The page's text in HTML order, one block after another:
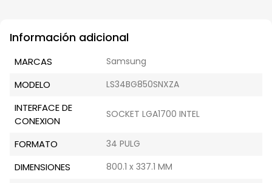
Información adicional
MARCAS Samsung
MODELO LS34BG850SNXZA
INTERFACE DE
CONEXION
SOCKET LGA1700 INTEL
FORMATO 34 PULG
DIMENSIONES 800.1 x 337.1 MM